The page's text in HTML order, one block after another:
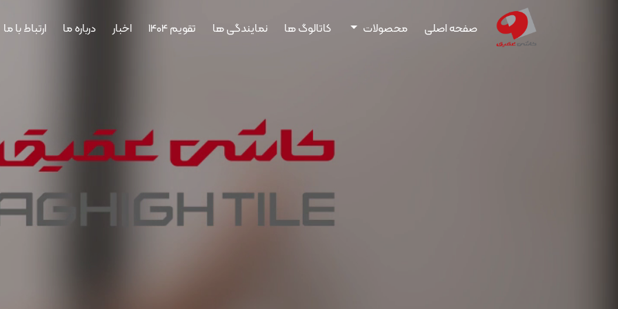
صفحه اصلی محصولات کاتالوگ ها نمایندگی ها تقویم 1404 اخبار درباره ما ارتباط با ما